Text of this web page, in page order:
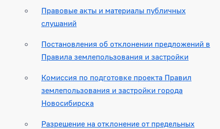
Правовые акты и материалы публичных
слушаний
Постановления об отклонении предложений в
Правила землепользования и застройки
Комиссия по подготовке проекта Правил
землепользования и застройки города
Новосибирска
Разрешение на отклонение от предельных